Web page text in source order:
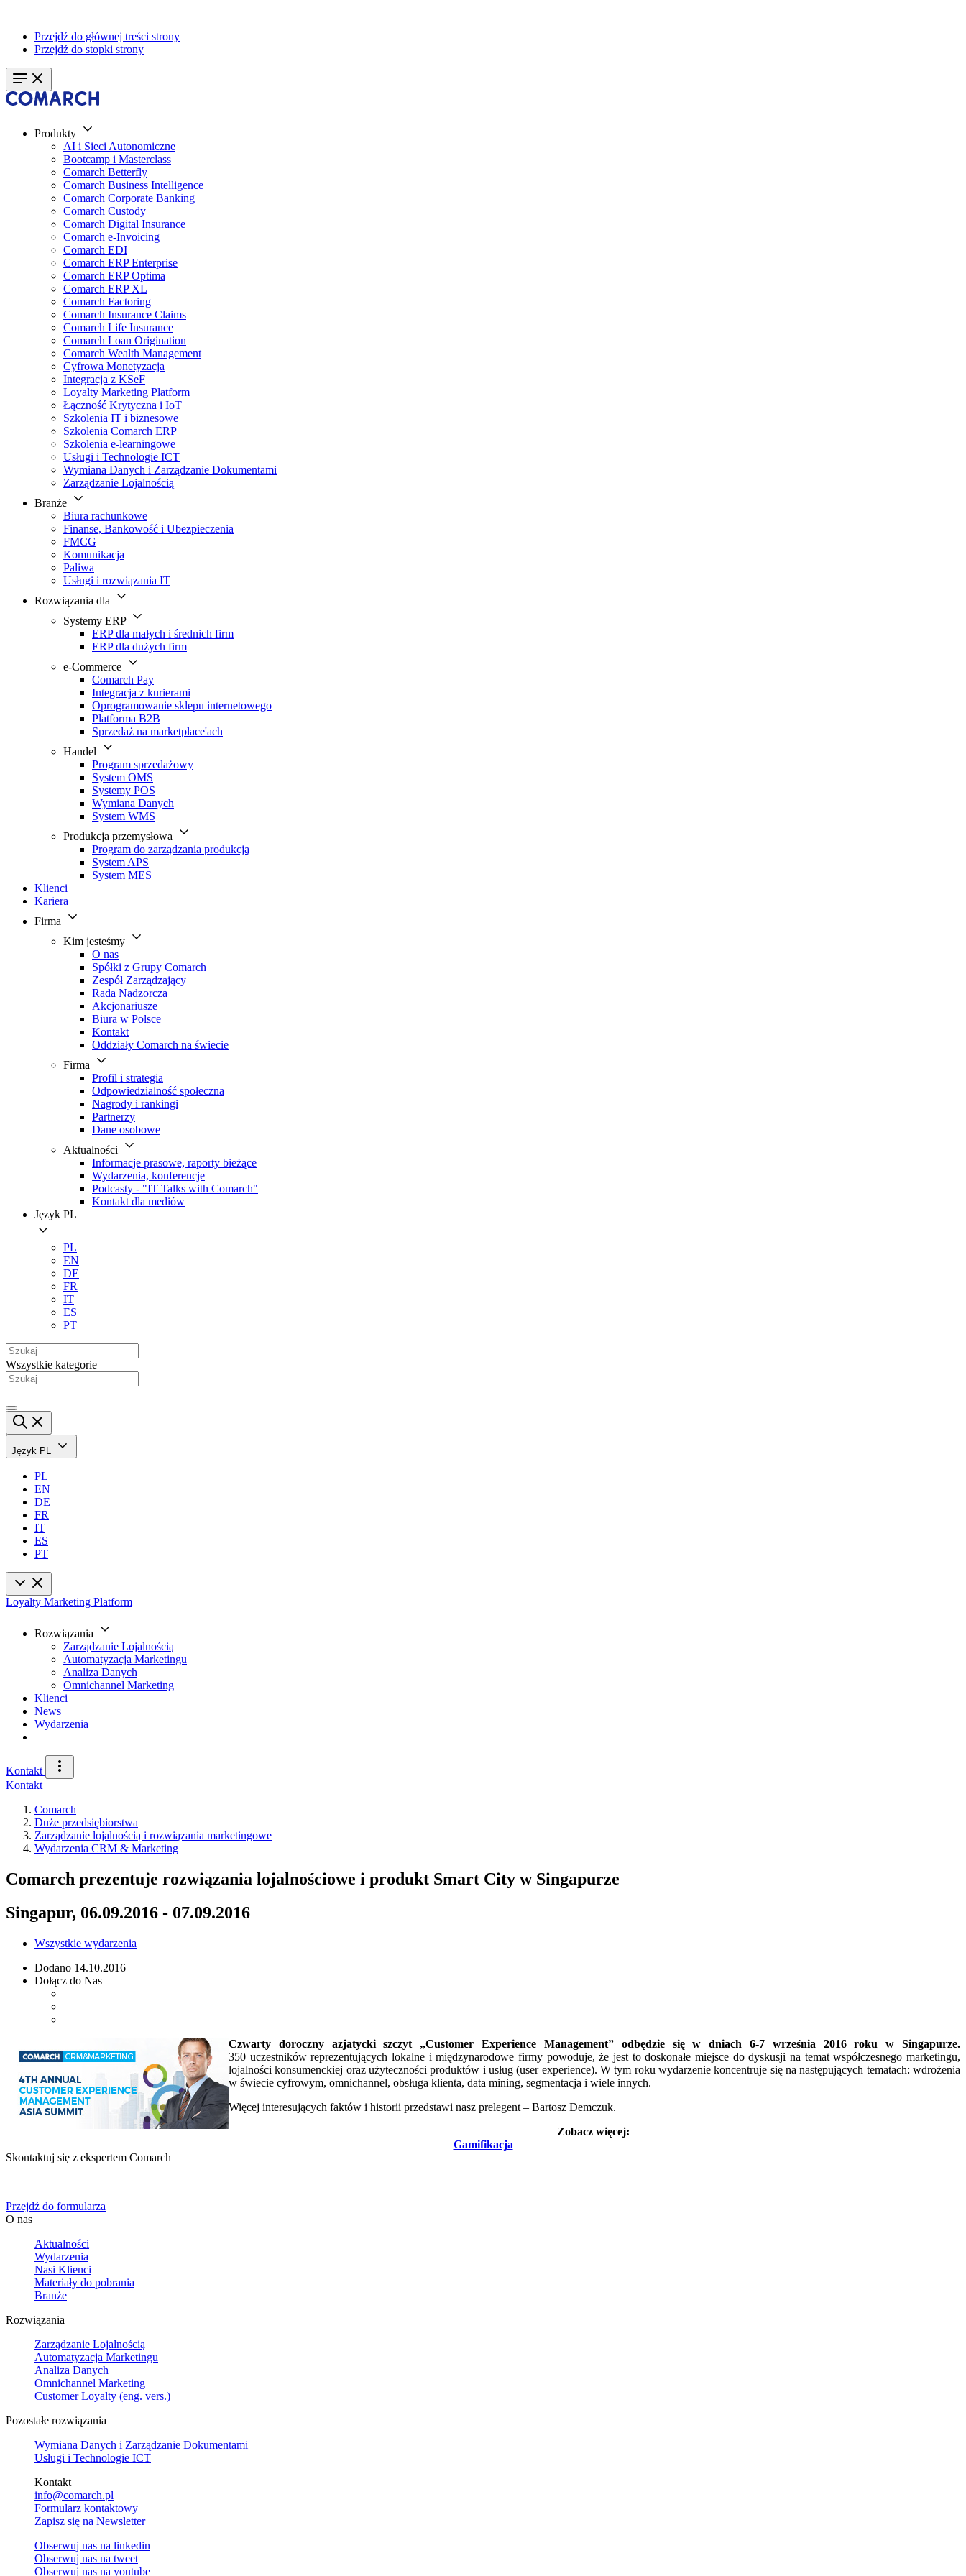
Przejdź do głównej treści strony
Przejdź do stopki strony
Produkty
AI i Sieci Autonomiczne
Bootcamp i Masterclass
Comarch Betterfly
Comarch Business Intelligence
Comarch Corporate Banking
Comarch Custody
Comarch Digital Insurance
Comarch e-Invoicing
Comarch EDI
Comarch ERP Enterprise
Comarch ERP Optima
Comarch ERP XL
Comarch Factoring
Comarch Insurance Claims
Comarch Life Insurance
Comarch Loan Origination
Comarch Wealth Management
Cyfrowa Monetyzacja
Integracja z KSeF
Loyalty Marketing Platform
Łączność Krytyczna i IoT
Szkolenia IT i biznesowe
Szkolenia Comarch ERP
Szkolenia e-learningowe
Usługi i Technologie ICT
Wymiana Danych i Zarządzanie Dokumentami
Zarządzanie Lojalnością
Branże
Biura rachunkowe
Finanse, Bankowość i Ubezpieczenia
FMCG
Komunikacja
Paliwa
Usługi i rozwiązania IT
Rozwiązania dla
Systemy ERP
ERP dla małych i średnich firm
ERP dla dużych firm
e-Commerce
Comarch Pay
Integracja z kurierami
Oprogramowanie sklepu internetowego
Platforma B2B
Sprzedaż na marketplace'ach
Handel
Program sprzedażowy
System OMS
Systemy POS
Wymiana Danych
System WMS
Produkcja przemysłowa
Program do zarządzania produkcją
System APS
System MES
Klienci
Kariera
Firma
Kim jesteśmy
O nas
Spółki z Grupy Comarch
Zespół Zarządzający
Rada Nadzorcza
Akcjonariusze
Biura w Polsce
Kontakt
Oddziały Comarch na świecie
Firma
Profil i strategia
Odpowiedzialność społeczna
Nagrody i rankingi
Partnerzy
Dane osobowe
Aktualności
Informacje prasowe, raporty bieżące
Wydarzenia, konferencje
Podcasty - "IT Talks with Comarch"
Kontakt dla mediów
Język PL
PL
EN
DE
FR
IT
ES
PT
Wszystkie kategorie
Język PL
PL
EN
DE
FR
IT
ES
PT
Loyalty Marketing Platform
Rozwiązania
Zarządzanie Lojalnością
Automatyzacja Marketingu
Analiza Danych
Omnichannel Marketing
Klienci
News
Wydarzenia
Kontakt
Kontakt
Comarch
Duże przedsiębiorstwa
Zarządzanie lojalnością i rozwiązania marketingowe
Wydarzenia CRM & Marketing
Comarch prezentuje rozwiązania lojalnościowe i produkt Smart City w Singapurze
Singapur, 06.09.2016 - 07.09.2016
Wszystkie wydarzenia
Dodano 14.10.2016
Dołącz do Nas
Czwarty doroczny azjatycki szczyt „Customer Experience Management” odbędzie się w dniach 6-7 września 2016 roku w Singapurze.
350 uczestników reprezentujących lokalne i międzynarodowe firmy powoduje, że jest to doskonałe miejsce do dyskusji na temat współczesnego marketingu,
lojalności konsumenckiej oraz użyteczności produktów i usług (user experience). W tym roku wydarzenie koncentruje się na następujących tematach: wdrożenia
w świecie cyfrowym, omnichannel, obsługa klienta, data mining, segmentacja i wiele innych.
Więcej interesujących faktów i historii przedstawi nasz prelegent – Bartosz Demczuk.
Zobacz więcej:
Gamifikacja
Skontaktuj się z ekspertem Comarch
Przejdź do formularza
O nas
Aktualności
Wydarzenia
Nasi Klienci
Materiały do pobrania
Branże
Rozwiązania
Zarządzanie Lojalnością
Automatyzacja Marketingu
Analiza Danych
Omnichannel Marketing
Customer Loyalty (eng. vers.)
Pozostałe rozwiązania
Wymiana Danych i Zarządzanie Dokumentami
Usługi i Technologie ICT
Kontakt
info@comarch.pl
Formularz kontaktowy
Zapisz się na Newsletter
Obserwuj nas na linkedin
Obserwuj nas na tweet
Obserwuj nas na youtube